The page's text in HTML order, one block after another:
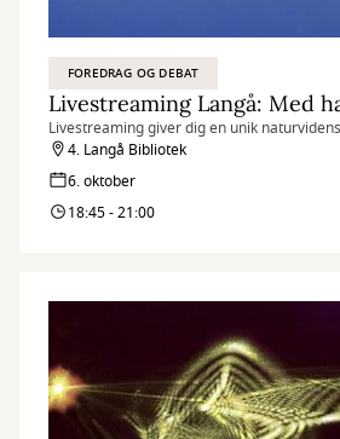
FOREDRAG OG DEBAT
Livestreaming giver dig en unik
4. Langå Bibliotek
6. oktober
18:45 - 21:00